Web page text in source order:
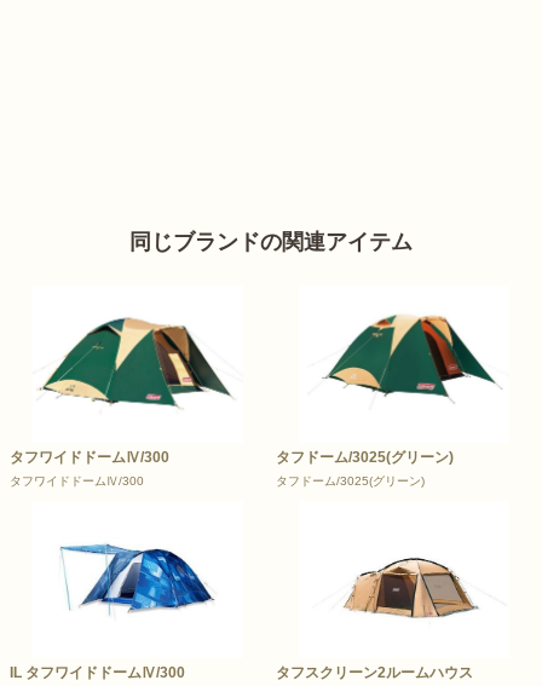
同じブランドの関連アイテム
タフワイドドームⅣ/300
タフワイドドームⅣ/300
タフドーム/3025(グリーン)
タフドーム/3025(グリーン)
IL タフワイドドームⅣ/300 タフスクリーン2ルームハウス